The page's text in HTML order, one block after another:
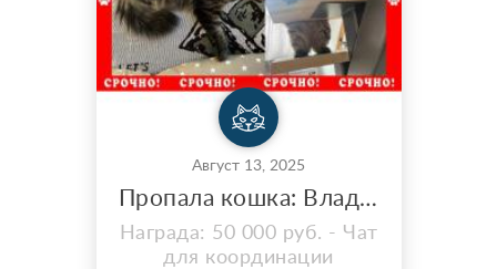
Август 13, 2025
Пропала кошка: Владимирская область | поселок Асерхово
Награда: 50 000 руб. - Чат
для координации